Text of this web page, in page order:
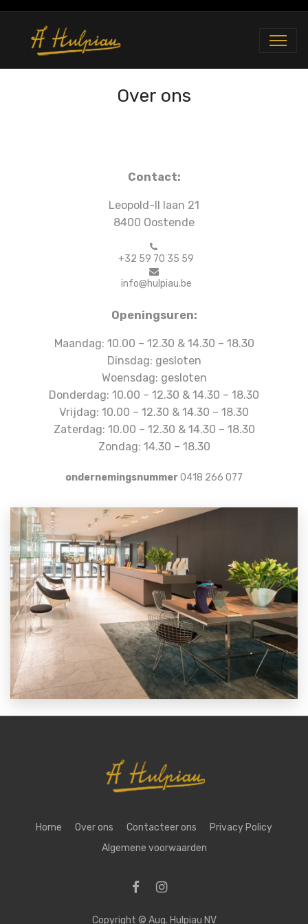
Over ons
Contact:
Leopold-II laan 21
8400 Oostende
+32 59 70 35 59
info@hulpiau.be
Openingsuren:
Maandag: 10.00 – 12.30 & 14.30 – 18.30
Dinsdag: gesloten
Woensdag: gesloten
Donderdag: 10.00 – 12.30 & 14.30 – 18.30
Vrijdag: 10.00 – 12.30 & 14.30 – 18.30
Zaterdag: 10.00 – 12.30 & 14.30 – 18.30
Zondag: 14.30 – 18.30
ondernemingsnummer0418 266 077
Home Over ons Contacteer ons
Privacy Policy
Algemene voorwaarden
Copyright © Aug. Hulpiau NV